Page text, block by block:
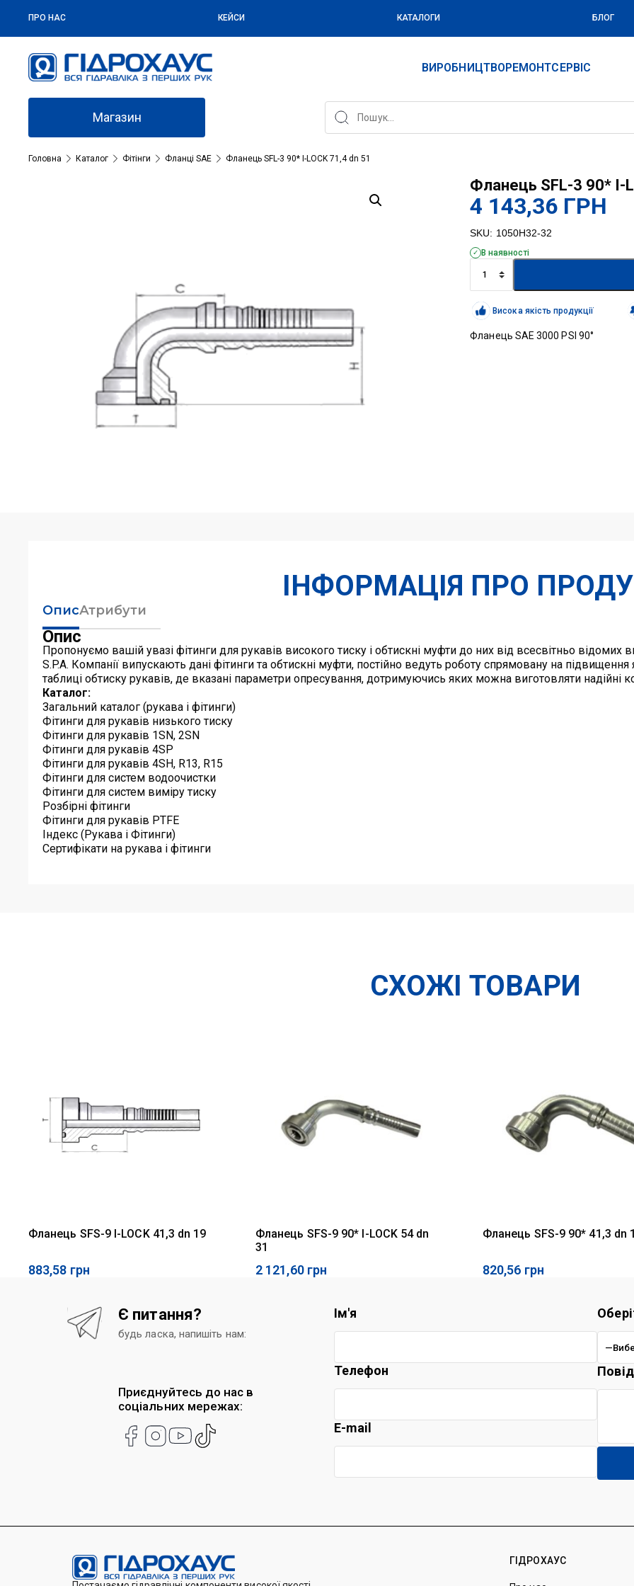
ПРО НАС КЕЙСИ КАТАЛОГИ БЛОГ
ВИРОБНИЦТВОРЕМОНТСЕРВІС
Магазин
Головна Каталог Фітінги Фланці SAE Фланець SFL-3 90* I-LOCK 71,4 dn 51
Фланець SFL-3 90* I-
4 143,36 ГРН
SKU: 1050H32-32
В наявності
Фланець
SFL-
3
90*
I-
LOCK
Висока якість продукції
Фланець SAE 3000 PSI 90°
ІНФОРМАЦІЯ ПРО
ОписАтрибути
Опис
Пропонуємо вашій увазі фітинги для рукавів високого тиску і обтискні муфти до них від всесвітньо відомих
S.P.A. Компанії випускають дані фітинги та обтискні муфти, постійно ведуть роботу спрямовану на
таблиці обтиску рукавів, де вказані параметри опресування, дотримуючись яких можна виготовляти надійні
Каталог:
Загальний каталог (рукава і фітинги)
Фітинги для рукавів низького тиску
Фітинги для рукавів 1SN, 2SN
Фітинги для рукавів 4SP
Фітинги для рукавів 4SH, R13, R15
Фітинги для систем водоочистки
Фітинги для систем виміру тиску
Розбірні фітинги
Фітинги для рукавів PTFE
Індекс (Рукава і Фітинги)
Сертифікати на рукава і фітинги
СХОЖІ ТОВАРИ
Фланець SFS-9 I-LOCK 41,3 dn 19
883,58 грн
Фланець SFS-9 90* I-LOCK 54 dn
31
2 121,60 грн
Фланець SFS-9 90* 41,3 dn
820,56 грн
Є питання?
будь ласка, напишіть нам:
Приєднуйтесь до нас в
соціальних мережах:
Ім'я
Телефон
E-mail
ГІДРОХАУС